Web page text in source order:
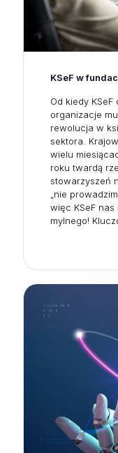
KSeF w
Od kiedy
organizacje
rewolucja w
sektora.
wielu
roku twardą
stowarzyszeń
„nie
więc KSeF
mylnego!